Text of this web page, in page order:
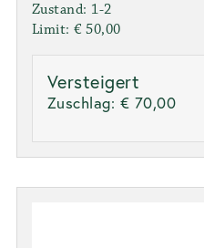
Zustand: 1-2
Limit: € 50,00
Versteigert
Zuschlag: € 70,00